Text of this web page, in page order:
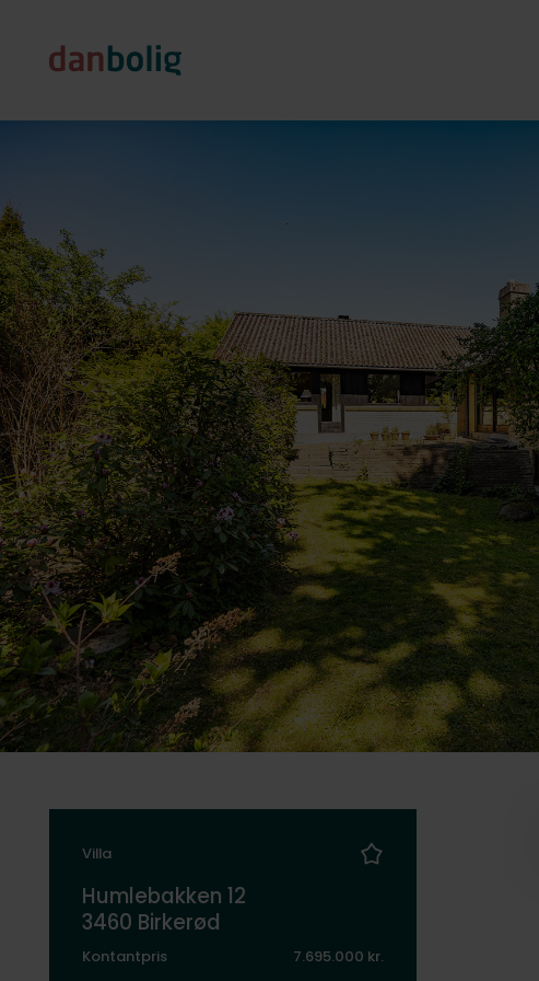
Villa
Humlebakken 12
3460 Birkerød
Kontantpris
7.695.000 kr.